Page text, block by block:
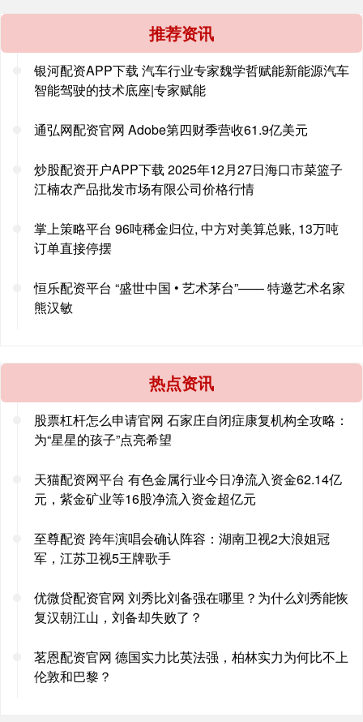
推荐资讯
银河配资APP下载 汽车行业专家魏学哲赋能新能源汽车
智能驾驶的技术底座|专家赋能
通弘网配资官网 Adobe第四财季营收61.9亿美元
炒股配资开户APP下载 2025年12月27日海口市菜篮子
江楠农产品批发市场有限公司价格行情
掌上策略平台 96吨稀金归位, 中方对美算总账, 13万吨
订单直接停摆
恒乐配资平台 “盛世中国 • 艺术茅台”—— 特邀艺术名家
熊汉敏
热点资讯
股票杠杆怎么申请官网 石家庄自闭症康复机构全攻略：
为“星星的孩子”点亮希望
天猫配资网平台 有色金属行业今日净流入资金62.14亿
元，紫金矿业等16股净流入资金超亿元
至尊配资 跨年演唱会确认阵容：湖南卫视2大浪姐冠
军，江苏卫视5王牌歌手
优微贷配资官网 刘秀比刘备强在哪里？为什么刘秀能恢
复汉朝江山，刘备却失败了？
茗恩配资官网 德国实力比英法强，柏林实力为何比不上
伦敦和巴黎？